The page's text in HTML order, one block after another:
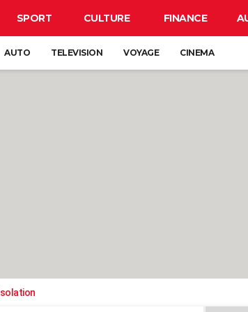
SPORT CULTURE FINANCE
AUTO TELEVISION VOYAGE CINEMA
Isolation